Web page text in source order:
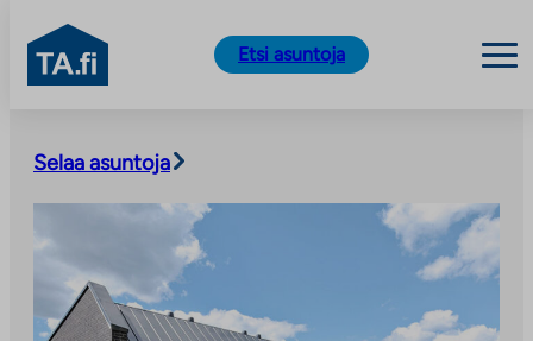
sisältöön
TA.fi
Etsi asuntoja
Selaa asuntoja